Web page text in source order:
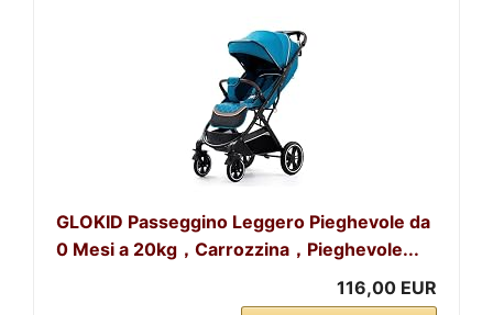
GLOKID Passeggino Leggero Pieghevole da
0 Mesi a 20kg，Carrozzina，Pieghevole...
116,00 EUR